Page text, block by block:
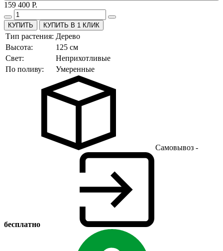
159 400 Р.
КУПИТЬ В 1 КЛИК
Тип растения: Дерево
Высота:
125 см
Свет:
Неприхотливые
По поливу:
Умеренные
Самовывоз -
бесплатно